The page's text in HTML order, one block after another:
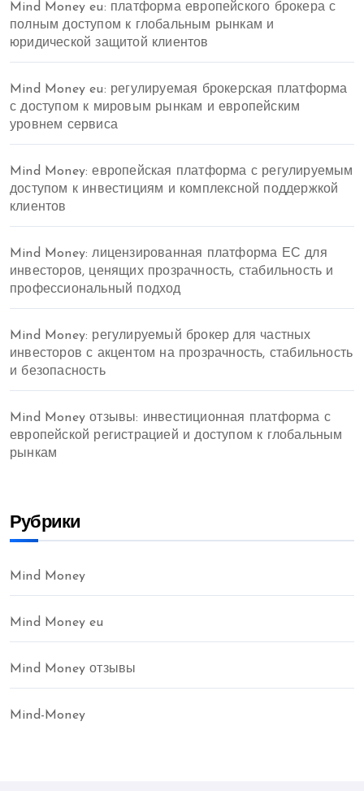
Mind Money eu: платформа европейского брокера с
полным доступом к глобальным рынкам и
юридической защитой клиентов
Mind Money eu: регулируемая брокерская платформа
с доступом к мировым рынкам и европейским
уровнем сервиса
Mind Money: европейская платформа с регулируемым
доступом к инвестициям и комплексной поддержкой
клиентов
Mind Money: лицензированная платформа ЕС для
инвесторов, ценящих прозрачность, стабильность и
профессиональный подход
Mind Money: регулируемый брокер для частных
инвесторов с акцентом на прозрачность, стабильность
и безопасность
Mind Money отзывы: инвестиционная платформа с
европейской регистрацией и доступом к глобальным
рынкам
Рубрики
Mind Money
Mind Money eu
Mind Money отзывы
Mind-Money